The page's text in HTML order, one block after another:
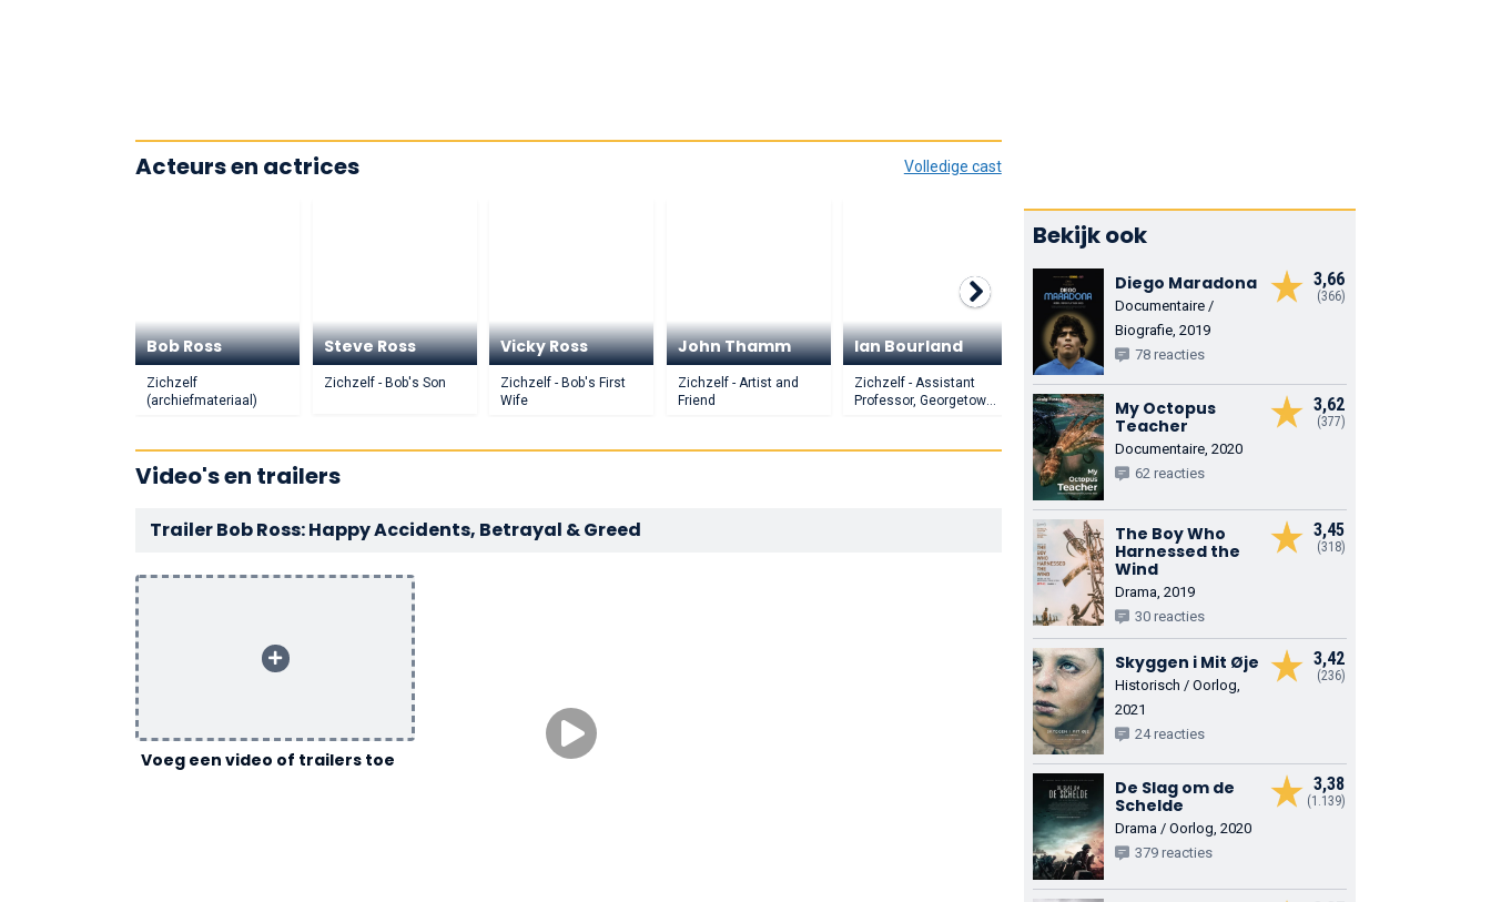
Volledige cast
Acteurs en actrices
Bob Ross
Zichzelf
(archiefmateriaal)
Steve Ross
Zichzelf - Bob's Son
Vicky Ross
Zichzelf - Bob's First
Wife
John Thamm
Zichzelf - Artist and
Friend
Ian Bourland
Zichzelf - Assistant
Professor, Georgetown
Julia Friedman
Zichzelf - Art Historian Zichzelf - Bob's Friend
Video's en trailers
Trailer Bob Ross: Happy Accidents, Betrayal & Greed
Voeg een video of trailers toe
Bekijk ook
3,66
(366)
Diego Maradona
Documentaire /
Biografie, 2019
78 reacties
3,62
(377)
My Octopus
Teacher
Documentaire, 2020
62 reacties
3,45
(318)
The Boy Who
Harnessed the
Wind
Drama, 2019
30 reacties
3,42
(236)
Skyggen i Mit Øje
Historisch / Oorlog,
2021
24 reacties
3,38
(1.139)
De Slag om de
Schelde
Drama / Oorlog, 2020
379 reacties